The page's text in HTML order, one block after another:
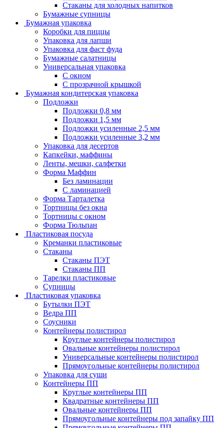
Стаканы для холодных напитков
Бумажные супницы
Бумажная упаковка
Коробки для пиццы
Упаковка для лапши
Упаковка для фаст фуда
Бумажные салатницы
Универсальная упаковка
С окном
С прозрачной крышкой
Бумажная кондитерская упаковка
Подложки
Подложки 0,8 мм
Подложки 1,5 мм
Подложки усиленные 2,5 мм
Подложки усиленные 3,2 мм
Упаковка для десертов
Капкейки, маффины
Ленты, мешки, салфетки
Форма Маффин
Без ламинации
С ламинацией
Форма Тарталетка
Тортницы без окна
Тортницы с окном
Форма Тюльпан
Пластиковая посуда
Креманки пластиковые
Стаканы
Стаканы ПЭТ
Стаканы ПП
Тарелки пластиковые
Супницы
Пластиковая упаковка
Бутылки ПЭТ
Ведра ПП
Соусники
Контейнеры полистирол
Круглые контейнеры полистирол
Овальные контейнеры полистирол
Универсальные контейнеры полистирол
Прямоугольные контейнеры полистирол
Упаковка для суши
Контейнеры ПП
Круглые контейнеры ПП
Квадратные контейнеры ПП
Овальные контейнеры ПП
Прямоугольные контейнеры под запайку ПП